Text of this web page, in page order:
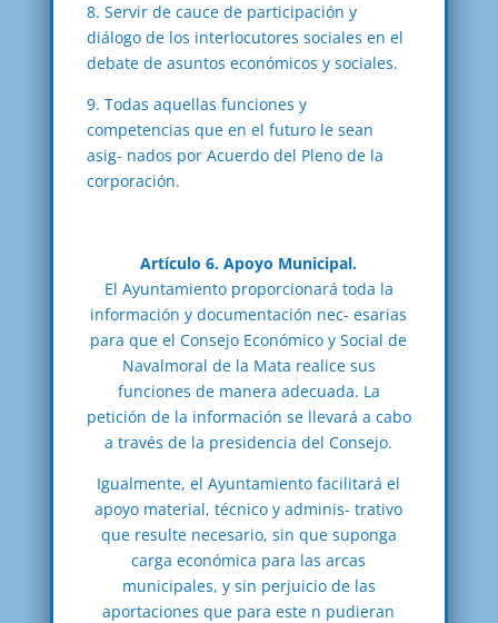
8. Servir de cauce de participación y
diálogo de los interlocutores sociales en el
debate de asuntos económicos y sociales.
9. Todas aquellas funciones y
competencias que en el futuro le sean
asig- nados por Acuerdo del Pleno de la
corporación.
Artículo 6. Apoyo Municipal.
El Ayuntamiento proporcionará toda la
información y documentación nec- esarias
para que el Consejo Económico y Social de
Navalmoral de la Mata realice sus
funciones de manera adecuada. La
petición de la información se llevará a cabo
a través de la presidencia del Consejo.
Igualmente, el Ayuntamiento facilitará el
apoyo material, técnico y adminis- trativo
que resulte necesario, sin que suponga
carga económica para las arcas
municipales, y sin perjuicio de las
aportaciones que para este n pudieran